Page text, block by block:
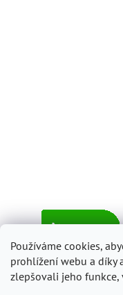
Používáme cookies,
prohlížení webu a díky
zlepšovali jeho